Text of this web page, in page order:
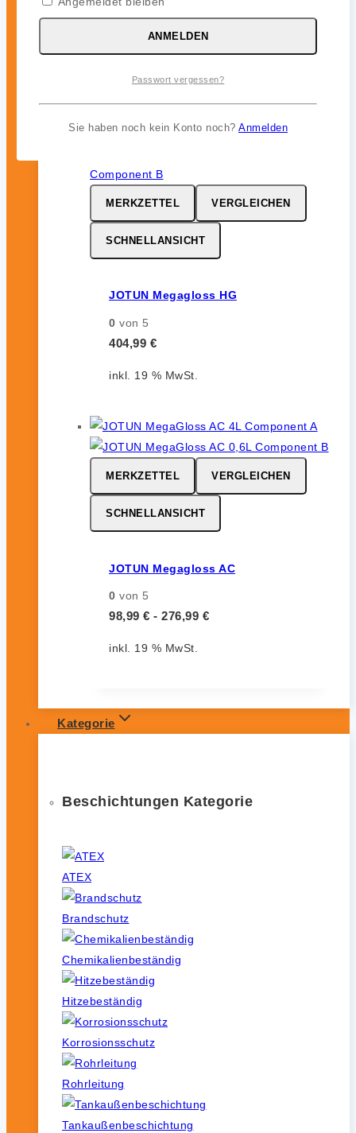
0von 5
MERKZETTEL VERGLEICHEN
SCHNELLANSICHT
JOTUN Megagloss HG
0 von 5
404,99 €
inkl. 19 % MwSt.
MERKZETTEL VERGLEICHEN
SCHNELLANSICHT
JOTUN Megagloss AC
0 von 5
98,99 € - 276,99 €
inkl. 19 % MwSt.
Kategorie
Beschichtungen Kategorie
ATEX
Brandschutz
Chemikalienbeständig
Hitzebeständig
Korrosionsschutz
Rohrleitung
Tankaußenbeschichtung
ANMELDEN
Passwort vergessen?
Sie haben noch kein Konto noch? Anmelden